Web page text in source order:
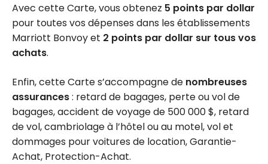
Avec cette Carte, vous obtenez 5 points par dollar
pour toutes vos dépenses dans les établissements
Marriott Bonvoy et 2 points par dollar sur tous vos
achats.
Enfin, cette Carte s’accompagne de nombreuses
assurances: retard de bagages, perte ou vol de
bagages, accident de voyage de 500 000 $, retard
de vol, cambriolage à l’hôtel ou au motel, vol et
dommages pour voitures de location, Garantie-
Achat, Protection-Achat.